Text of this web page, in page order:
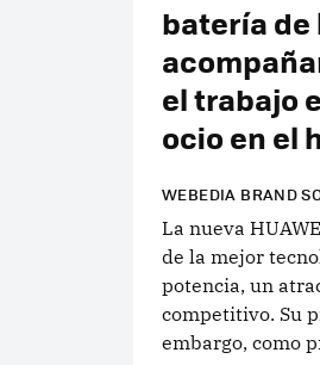
batería
el trabajo
ocio en el
WEBEDIA BRAND
La nueva
de la mejor
potencia, un
competitivo. Su
embargo, como